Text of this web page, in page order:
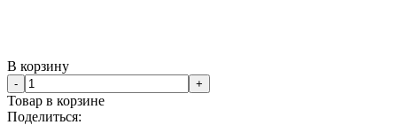
В корзину
- +
Товар в корзине
Поделиться: